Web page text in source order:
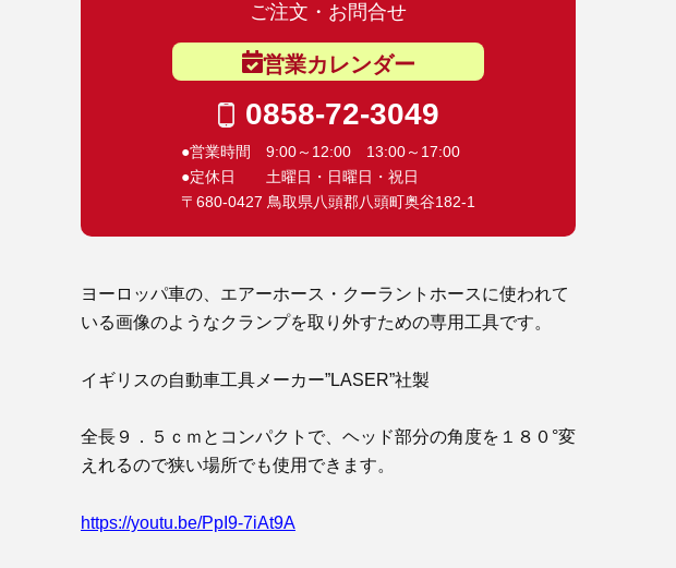
ご注文・お問合せ
営業カレンダー
0858-72-3049
●営業時間 9:00～12:00 13:00～17:00
●定休日 土曜日・日曜日・祝日
〒680-0427 鳥取県八頭郡八頭町奥谷182-1
ヨーロッパ車の、エアーホース・クーラントホースに使われて
いる画像のようなクランプを取り外すための専用工具です。
イギリスの自動車工具メーカー”LASER”社製
全長９．５ｃｍとコンパクトで、ヘッド部分の角度を１８０°変
えれるので狭い場所でも使用できます。
https://youtu.be/PpI9-7iAt9A